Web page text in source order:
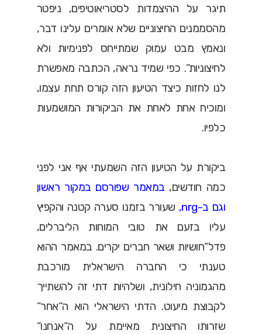
תיגר על ההיצמדות לסטריאוטיפים, ניפטר
מהסממנים החיצוניים שלא אומרים עלינו דבר,
ונאמץ מבט עמוק שמתייחס לפנימיות ולא
לחיצוניות”. כפי שמיד נראה, הכתבה מאפשרת
לנו לחזות כיצד הטיעון הזה קורס תחת עצמו,
ומוכיח אחת לאחת את הביקורות המושמעות
כלפיו.
ביקורת על הטיעון הזה השמעתי אף אני לפני
כמה חודשים, במאמר שפורסם במקור ראשון
וגם ב-nrg
, שעורר בזמנו סערה קטנה והקפיץ
עליו בזעם את טובי המוחות הליברלים,
פדל”חושיות ושאר חברים יקרים. במאמר ההוא
טענתי כי החברה הישראלית מורכבת
מהגמוניה חילונית, ושלהיות דתי זה להשתייך
לקבוצת מיעוט. הדתי הישראלי הוא ה”אחר”
שזרותו החיצונית מאיימת על ה”אנחנו”